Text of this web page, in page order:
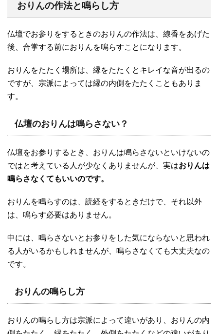
おりんの作法と鳴らし方
仏壇でお参りをするときのおりんの作法は、線香をあげた
後、合掌する前におりんを鳴らすことになります。
おりんをたたく場所は、縁をたたくとキレイな音が出るの
ですが、宗派によっては縁の内側をたたくこともありま
す。
仏壇のおりんは鳴らさない？
仏壇をお参りするとき、おりんは鳴らさないといけないの
ではと考えている人が少なくありませんが、実はおりんは
鳴らさなくてもいいのです。
おりんを鳴らすのは、読経をするときだけで、それ以外
は、鳴らす必要はありません。
中には、鳴らさないとお参りをした気にならないと思われ
る人がいるかもしれませんが、鳴らさなくても大丈夫なの
です。
おりんの鳴らし方
おりんの鳴らし方は宗派によって違いがあり、おりんの内